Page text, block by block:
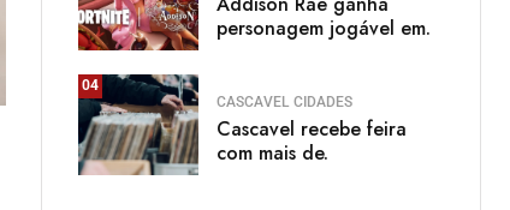
personagem jogável em.
04
CASCAVEL CIDADES
Cascavel recebe feira
com mais de.